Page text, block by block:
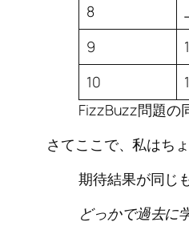
8
9
1
10
FizzBuzz問題の
さてここで、私はち
期待結果が同じ
どっかで過去に